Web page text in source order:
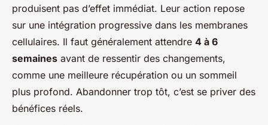
produisent pas d’effet immédiat. Leur action repose
sur une intégration progressive dans les membranes
cellulaires. Il faut généralement attendre 4 à 6
semaines avant de ressentir des changements,
comme une meilleure récupération ou un sommeil
plus profond. Abandonner trop tôt, c’est se priver des
bénéfices réels.